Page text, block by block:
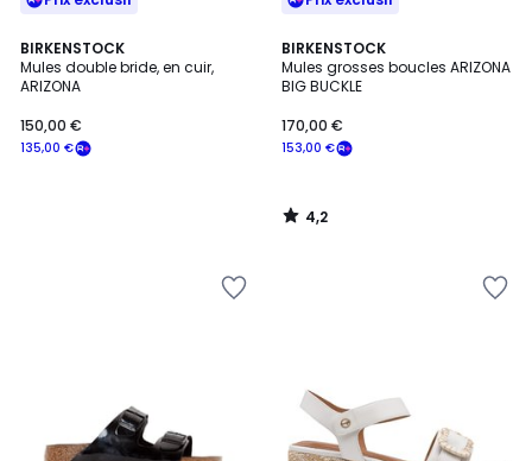
BIRKENSTOCK
Mules double bride, en cuir,
ARIZONA
135,00 €
150,00 €
BIRKENSTOCK
Mules grosses boucles ARIZONA
BIG BUCKLE
153,00 €
170,00 €
4,2
/ 5
4,2
/